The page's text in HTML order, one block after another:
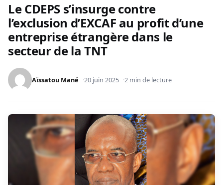
Le CDEPS s’insurge contre
l’exclusion d’EXCAF au profit d’une
entreprise étrangère dans le
secteur de la TNT
Aïssatou Mané 20 juin 2025 2 min de lecture